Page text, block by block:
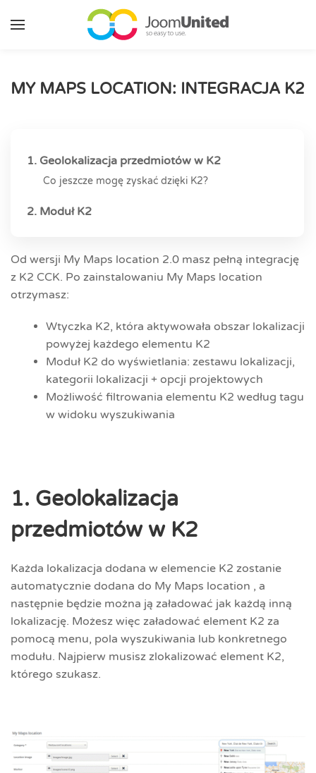
Przejdź do głównej zawartości
MY MAPS LOCATION: INTEGRACJA K2
1. Geolokalizacja przedmiotów w K2
Co jeszcze mogę zyskać dzięki K2?
2. Moduł K2
Od wersji My Maps location 2.0 masz pełną integrację
z K2 CCK. Po zainstalowaniu My Maps location
otrzymasz:
Wtyczka K2, która aktywowała obszar lokalizacji
powyżej każdego elementu K2
Moduł K2 do wyświetlania: zestawu lokalizacji,
kategorii lokalizacji + opcji projektowych
Możliwość filtrowania elementu K2 według tagu
w widoku wyszukiwania
1. Geolokalizacja
przedmiotów w K2
Każda lokalizacja dodana w elemencie K2 zostanie
automatycznie dodana do My Maps location , a
następnie będzie można ją załadować jak każdą inną
lokalizację. Możesz więc załadować element K2 za
pomocą menu, pola wyszukiwania lub konkretnego
modułu. Najpierw musisz zlokalizować element K2,
którego szukasz.